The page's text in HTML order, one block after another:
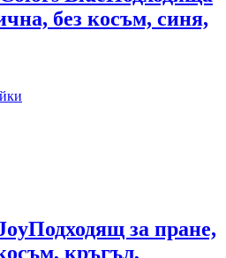
без косъм, синя,
Подходящ за пране,
кръгъл,